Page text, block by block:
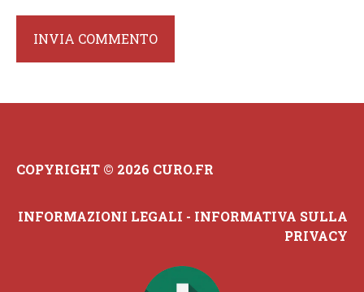
COPYRIGHT © 2026 CURO.FR
INFORMAZIONI LEGALI - INFORMATIVA SULLA
PRIVACY